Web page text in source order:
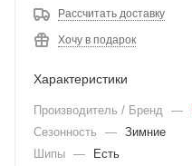
Рассчитать доставку
Хочу в подарок
Характеристики
Производитель / Бренд —
Сезонность
— Зимние
Шипы —
Есть